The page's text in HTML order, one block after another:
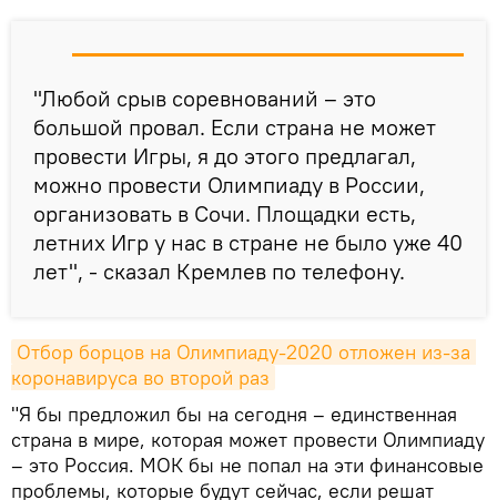
"Любой срыв соревнований – это
большой провал. Если страна не может
провести Игры, я до этого предлагал,
можно провести Олимпиаду в России,
организовать в Сочи. Площадки есть,
летних Игр у нас в стране не было уже 40
лет", - сказал Кремлев по телефону.
Отбор борцов на Олимпиаду-2020 отложен из-за
коронавируса во второй раз
"Я бы предложил бы на сегодня – единственная
страна в мире, которая может провести Олимпиаду
– это Россия. МОК бы не попал на эти финансовые
проблемы, которые будут сейчас, если решат